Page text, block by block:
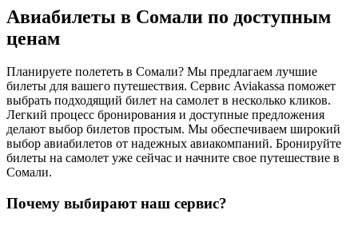
Авиабилеты в Сомали по доступным
ценам
Планируете полететь в Сомали? Мы предлагаем лучшие
билеты для вашего путешествия. Сервис Aviakassa поможет
выбрать подходящий билет на самолет в несколько кликов.
Легкий процесс бронирования и доступные предложения
делают выбор билетов простым. Мы обеспечиваем широкий
выбор авиабилетов от надежных авиакомпаний. Бронируйте
билеты на самолет уже сейчас и начните свое путешествие в
Сомали.
Почему выбирают наш сервис?